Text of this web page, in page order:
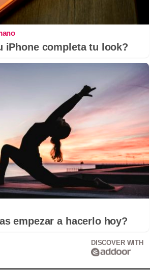
iPhone completa tu look?
empezar a hacerlo hoy?
DISCOVER WITH